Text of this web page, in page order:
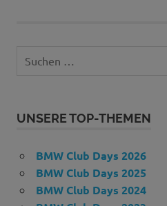
nach:
UNSERE TOP-THEMEN
BMW Club Days 2026
BMW Club Days 2025
BMW Club Days 2024